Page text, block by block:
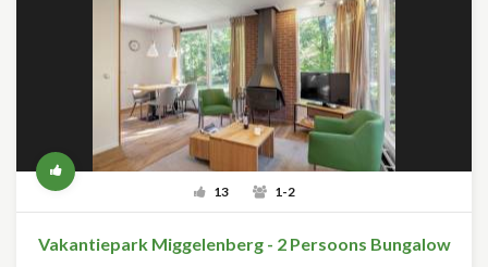
13 1-2
Vakantiepark Miggelenberg - 2 Persoons Bungalow